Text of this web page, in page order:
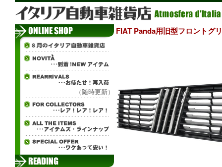
（随時更新）
FIAT Panda用旧型フロントグ